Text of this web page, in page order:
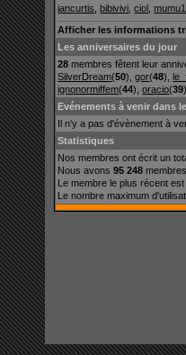
iancurtis ,bibivivi ,ciol ,mumu1
Afficher les informations
Les anniversaires du jour
28 membres fêtent leur
SilverDream(50),gor(48),
ignonormiffem(44),oracio(39
Evénements à venir dans
Il n'y a pas d'évènement à
Statistiques
Nos membres ont écrit un
Nous avons95 248
Le membre le plus récent
Le nombre maximum